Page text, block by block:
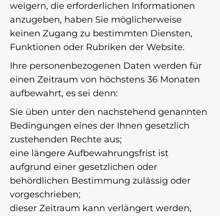
weigern, die erforderlichen Informationen
anzugeben, haben Sie möglicherweise
keinen Zugang zu bestimmten Diensten,
Funktionen oder Rubriken der Website.
Ihre personenbezogenen Daten werden für
einen Zeitraum von höchstens 36 Monaten
aufbewahrt, es sei denn:
Sie üben unter den nachstehend genannten
Bedingungen eines der Ihnen gesetzlich
zustehenden Rechte aus;
eine längere Aufbewahrungsfrist ist
aufgrund einer gesetzlichen oder
behördlichen Bestimmung zulässig oder
vorgeschrieben;
dieser Zeitraum kann verlängert werden,